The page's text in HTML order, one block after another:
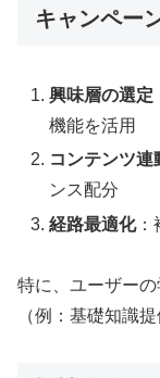
キャンペー
興味層の選定
機能を活用
コンテンツ連
ンス配分
経路最適化：
特に、ユーザー
（例：基礎知識